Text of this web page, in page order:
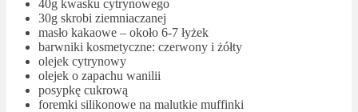
40g kwasku cytrynowego
30g skrobi ziemniaczanej
masło kakaowe – około 6-7 łyżek
barwniki kosmetyczne: czerwony i żółty
olejek cytrynowy
olejek o zapachu wanilii
posypkę cukrową
foremki silikonowe na malutkie muffinki